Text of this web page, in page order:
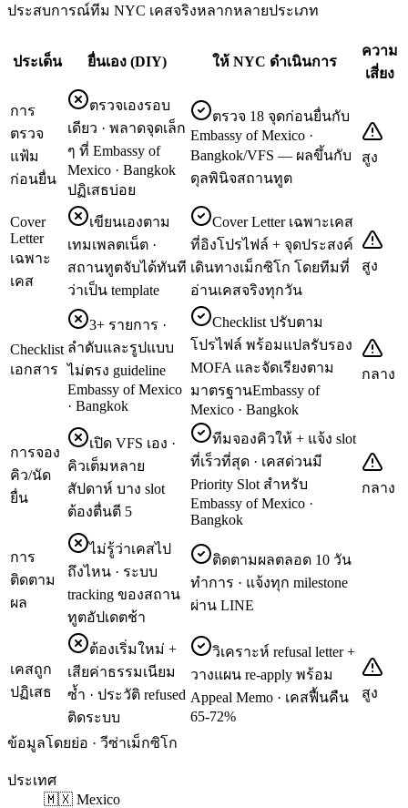
ประสบการณ์ทีม NYC เคสจริงหลากหลายประเภท
ประเด็น ยื่นเอง (DIY) ให้ NYC ดำเนินการ
ความ
เสี่ยง
การ
ตรวจ
แฟ้ม
ก่อนยื่น
ตรวจเองรอบ
เดียว · พลาดจุดเล็ก
ๆ ที่ Embassy of
Mexico · Bangkok
ปฏิเสธบ่อย
ตรวจ 18 จุดก่อนยื่นกับ
Embassy of Mexico ·
Bangkok/VFS — ผลขึ้นกับ
ดุลพินิจสถานทูต
สูง
Cover
Letter
เฉพาะ
เคส
เขียนเองตาม
เทมเพลตเน็ต ·
สถานทูตจับได้ทันที
ว่าเป็น template
Cover Letter เฉพาะเคส
ที่อิงโปรไฟล์ + จุดประสงค์
เดินทางเม็กซิโก โดยทีมที่
อ่านเคสจริงทุกวัน
สูง
Checklist
เอกสาร
3+ รายการ ·
ลำดับและรูปแบบ
ไม่ตรง guideline
Embassy of Mexico
· Bangkok
Checklist ปรับตาม
โปรไฟล์ พร้อมแปลรับรอง
MOFA และจัดเรียงตาม
มาตรฐานEmbassy of
Mexico · Bangkok
กลาง
การจอง
คิว/นัด
ยื่น
เปิด VFS เอง ·
คิวเต็มหลาย
สัปดาห์ บาง slot
ต้องตื่นตี 5
ทีมจองคิวให้ + แจ้ง slot
ที่เร็วที่สุด · เคสด่วนมี
Priority Slot สำหรับ
Embassy of Mexico ·
Bangkok
กลาง
การ
ติดตาม
ผล
ไม่รู้ว่าเคสไป
ถึงไหน · ระบบ
tracking ของสถาน
ทูตอัปเดตช้า
ติดตามผลตลอด 10 วัน
ทำการ · แจ้งทุก milestone
ผ่าน LINE
เคสถูก
ปฏิเสธ
ต้องเริ่มใหม่ +
เสียค่าธรรมเนียม
ซ้ำ · ประวัติ refused
ติดระบบ
วิเคราะห์ refusal letter +
วางแผน re-apply พร้อม
Appeal Memo · เคสฟื้นคืน
65-72%
สูง
ข้อมูลโดยย่อ · วีซ่าเม็กซิโก
ประเทศ
🇲🇽 Mexico